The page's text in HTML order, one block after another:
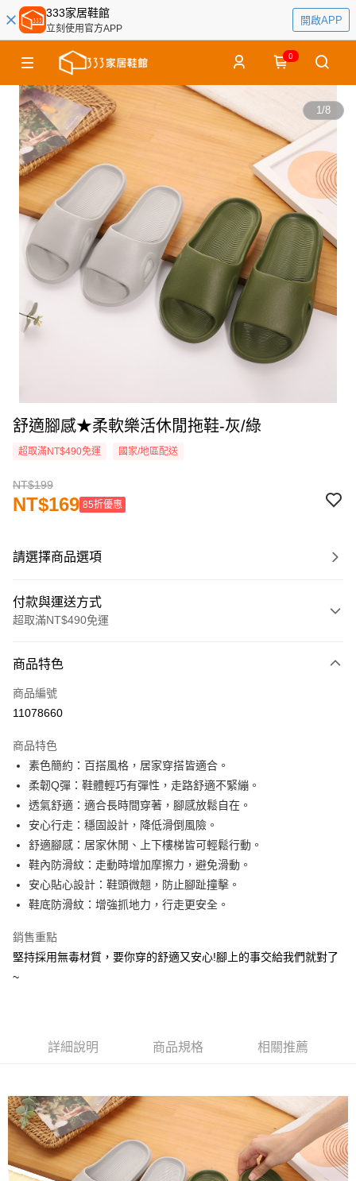
333家居鞋館
立刻使用官方APP
開啟APP
0
1/8
舒適腳感★柔軟樂活休閒拖鞋-灰/綠
超取滿NT$490免運 國家/地區配送
NT$199
NT$169 85折優惠
請選擇商品選項
付款與運送方式
超取滿NT$490免運
信用卡一次付款
超商取貨付款
Apple Pay
街口支付
悠遊付
Google Pay
AFTEE先享後付
相關說明
AFTEE先享後付是「在收到商品之後才付款」的支付方式。 讓您購物簡單
便利好安心！
１．簡單：不需註冊會員、不需綁卡、不需儲值。
結帳頁面，進行簡訊認證並確認金額後，即可完成結帳。
※ 請注意：結帳手續完成當下不需立刻繳費，但若您需要取消訂單，請聯絡
購買商品的店家。未經商家同意取消之訂單仍視為有效，需透過AFTEE先享
後付繳納相關費用。
※ 交易是否成功請以「AFTEE先享後付 」之結帳頁面顯示為準，若有關於
是否繳費成功／繳費後需取消欲退款等相關疑問，請聯繫「AFTEE先享後付
客戶支援中心」https://netprotections.freshdesk.com/support/home
付款後 全家取貨
7-11取貨付款
每筆NT$80，滿NT$490(含以上)免運費
付款後 7-11取貨
每筆NT$80，滿NT$490(含以上)免運費
商品特色
商品編號
11078660
商品特色
素色簡約：百搭風格，居家穿搭皆適合。
柔韌Q彈：鞋體輕巧有彈性，走路舒適不緊繃。
透氣舒適：適合長時間穿著，腳感放鬆自在。
安心行走：穩固設計，降低滑倒風險。
舒適腳感：居家休閒、上下樓梯皆可輕鬆行動。
鞋內防滑紋：走動時增加摩擦力，避免滑動。
安心貼心設計：鞋頭微翹，防止腳趾撞擊。
鞋底防滑紋：增強抓地力，行走更安全。
銷售重點
堅持採用無毒材質，要你穿的舒適又安心!腳上的事交給我們就對了
~
詳細說明 商品規格 相關推薦